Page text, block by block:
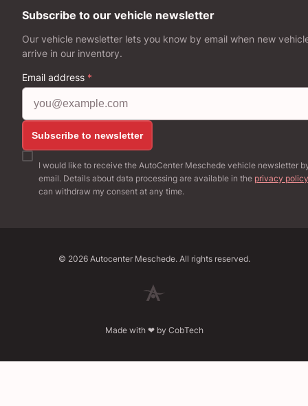
Subscribe to our vehicle newsletter
Our vehicle newsletter lets you know by email when new
arrive in our inventory.
Email address *
Subscribe to newsletter
I would like to receive the AutoCenter Meschede vehicle newsletter
email. Details about data processing are available in the privacy policy
can withdraw my consent at any time.
© 2026Autocenter Meschede. All rights reserved.
Made with ❤ by CobTech